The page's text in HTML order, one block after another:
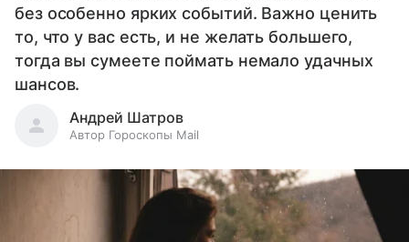
без особенно ярких событий. Важно ценить
то, что у вас есть, и не желать большего,
тогда вы сумеете поймать немало удачных
шансов.
Андрей Шатров
Автор Гороскопы Mail